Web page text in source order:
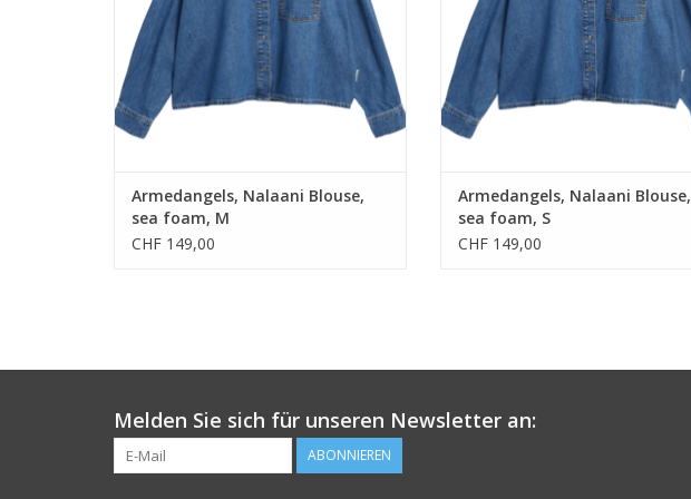
Armedangels, Nalaani Blouse,
sea foam, M
CHF 149,00
Armedangels, Nalaani Blouse,
sea foam, S
CHF 149,00
Melden Sie sich für unseren Newsletter an:
ABONNIEREN